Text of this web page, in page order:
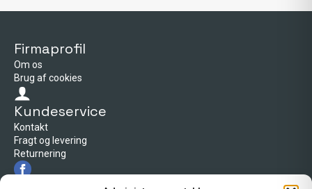
Firmaprofil
Om os
Brug af cookies
Kundeservice
Kontakt
Fragt og levering
Returnering